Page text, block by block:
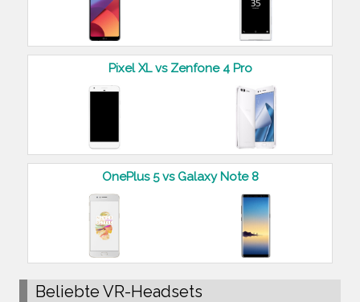
Pixel XL vs Zenfone 4 Pro
OnePlus 5 vs Galaxy Note 8
Beliebte VR-Headsets